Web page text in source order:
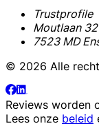
Trustprofile
Moutlaan 32
7523 MD
© 2026 Alle
Reviews worden
Lees onze beleid